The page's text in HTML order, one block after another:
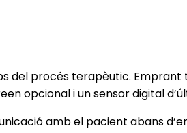
del procés terapèutic. Emprant
opcional i un sensor digital
amb el pacient abans